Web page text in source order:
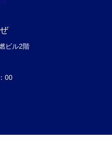
ビル2階
00